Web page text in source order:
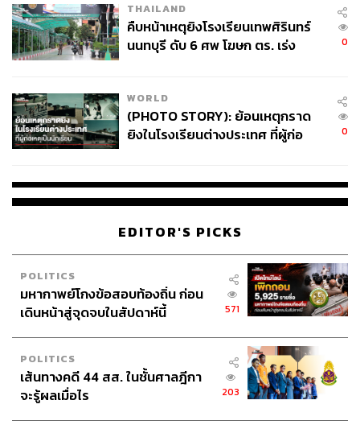
THAILAND
คืบหน้าเหตุยิงโรงเรียนเทพศิรินทร์
นนทบุรี ดับ 6 ศพ โฆษก ตร. เร่ง
0
WORLD
(PHOTO STORY): ย้อนเหตุกราด
ยิงในโรงเรียนต่างประเทศ ที่ผู้ก่อ
0
EDITOR'S PICKS
POLITICS
มหากาพย์โกงข้อสอบท้องถิ่น ก่อน
เดินหน้าสู่จุดจบในสัปดาห์นี้
571
POLITICS
เส้นทางคดี 44 สส. ในชั้นศาลฎีกา
จะรู้ผลเมื่อไร
203